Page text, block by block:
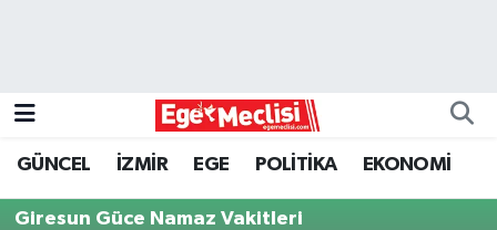
GÜNCEL İZMİR EGE POLİTİKA EKONOMİ
Giresun Güce Namaz Vakitleri
GÜNCEL